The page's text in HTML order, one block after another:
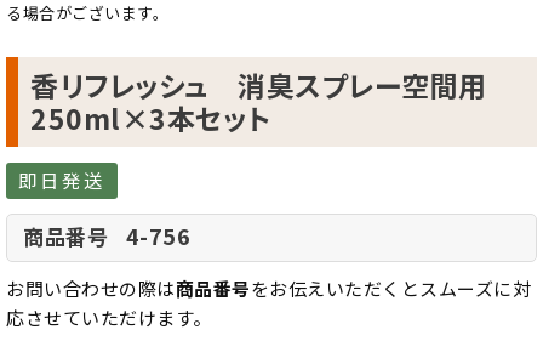
る場合がございます。
香リフレッシュ 消臭スプレー空間用
250ml×3本セット
即日発送
商品番号 4-756
お問い合わせの際は商品番号をお伝えいただくとスムーズに対
応させていただけます。